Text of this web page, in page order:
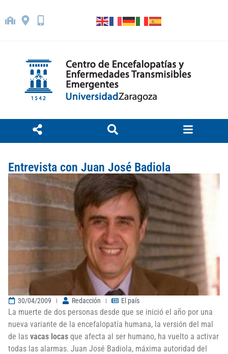
Entrevista con Juan José Badiola
30/04/2009 Redacción El país
La muerte de dos personas desde que se inició el año por una
nueva variante de la encefalopatía humana, la versión del mal
de las vacas locas que afecta al ser humano, ha vuelto a activar
todas las alarmas. Juan José Badiola, máxima autoridad del